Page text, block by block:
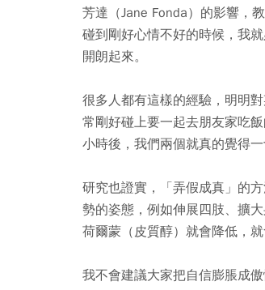
芳達（Jane Fonda）的影響，
碰到剛好心情不好的時候，我
開朗起來。
很多人都有這樣的經驗，明明
常剛好碰上要一起去朋友家吃
小時後，我們兩個就真的覺得一
研究也證實，「弄假成真」的
勢的姿態，例如伸展四肢、擴
荷爾蒙（皮質醇）就會降低，
我不會建議大家把自信膨脹成